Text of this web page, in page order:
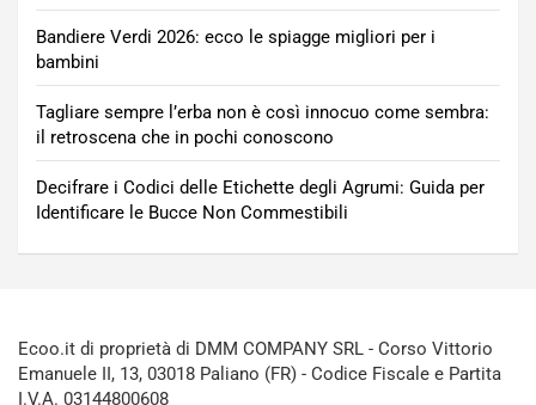
Bandiere Verdi 2026: ecco le spiagge migliori per i
bambini
Tagliare sempre l’erba non è così innocuo come sembra:
il retroscena che in pochi conoscono
Decifrare i Codici delle Etichette degli Agrumi: Guida per
Identificare le Bucce Non Commestibili
Ecoo.it di proprietà di DMM COMPANY SRL - Corso Vittorio
Emanuele II, 13, 03018 Paliano (FR) - Codice Fiscale e Partita
I.V.A. 03144800608